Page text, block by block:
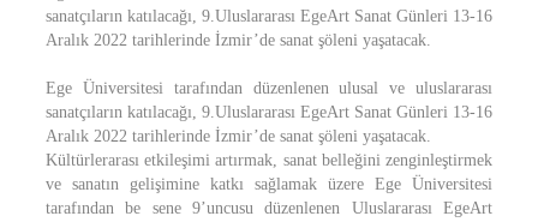
sanatçıların katılacağı, 9.Uluslararası EgeArt Sanat Günleri 13-16
Aralık 2022 tarihlerinde İzmir’de sanat şöleni yaşatacak.
Ege Üniversitesi tarafından düzenlenen ulusal ve uluslararası
sanatçıların katılacağı, 9.Uluslararası EgeArt Sanat Günleri 13-16
Aralık 2022 tarihlerinde İzmir’de sanat şöleni yaşatacak.
Kültürlerarası etkileşimi artırmak, sanat belleğini zenginleştirmek
ve sanatın gelişimine katkı sağlamak üzere Ege Üniversitesi
tarafından be sene 9’uncusu düzenlenen Uluslararası EgeArt